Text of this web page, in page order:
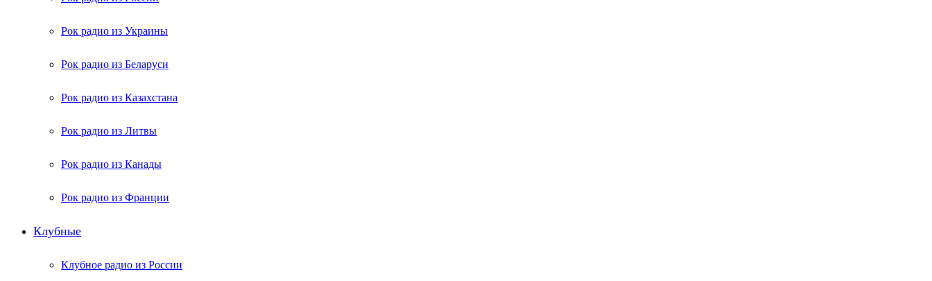
Рок радио из Украины
Рок радио из Беларуси
Рок радио из Казахстана
Рок радио из Литвы
Рок радио из Канады
Рок радио из Франции
Клубные
Клубное радио из России